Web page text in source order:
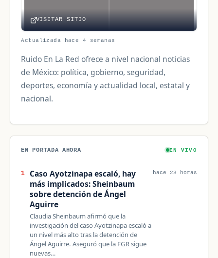
VISITAR SITIO
Actualizada hace 4 semanas
Ruido En La Red ofrece a nivel nacional noticias
de México: política, gobierno, seguridad,
deportes, economía y actualidad local, estatal y
nacional.
EN PORTADA AHORA EN VIVO
1
Caso Ayotzinapa escaló, hay
más implicados: Sheinbaum
sobre detención de Ángel
Aguirre
Claudia Sheinbaum afirmó que la
investigación del caso Ayotzinapa escaló a
un nivel más alto tras la detención de
Ángel Aguirre. Aseguró que la FGR sigue
nuevas…
hace 23 horas